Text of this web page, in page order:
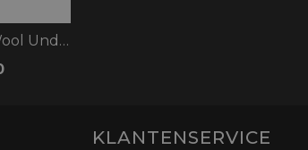
Halvarssons Wool Underglove Black XS
KLANTENSERVICE